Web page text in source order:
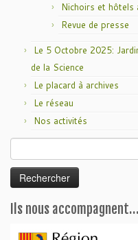
Nichoirs et hôtels
Revue de presse
Le 5 Octobre 2025:
de la Science
Le placard à archives
Le réseau
Nos activités
Ils nous accompagnent…